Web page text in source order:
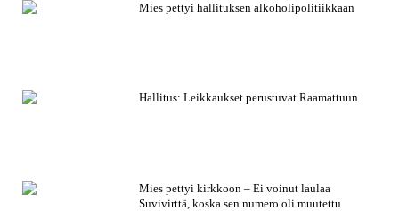
Mies pettyi hallituksen alkoholipolitiikkaan
Hallitus: Leikkaukset perustuvat Raamattuun
Mies pettyi kirkkoon – Ei voinut laulaa
Suvivirttä, koska sen numero oli muutettu